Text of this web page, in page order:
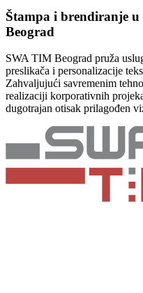
Štampa i brendiranje
Beograd
SWA TIM Beograd pruža
preslikača i personalizacije
Zahvaljujući savremenim
realizaciji korporativnih
dugotrajan otisak prilagođen